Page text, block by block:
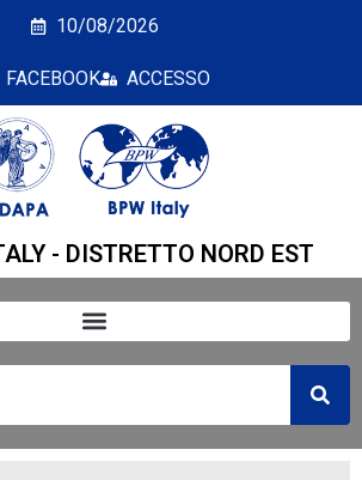
10/08/2026
FACEBOOK ACCESSO
- DISTRETTO NORD EST